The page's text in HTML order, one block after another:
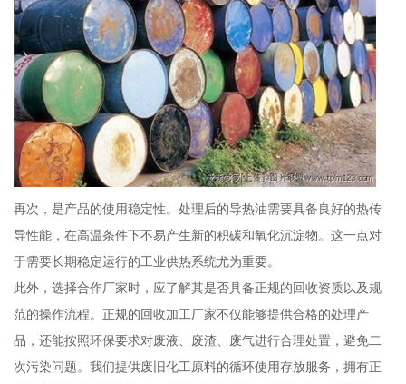
再次，是产品的使用稳定性。处理后的导热油需要具备良好的热传
导性能，在高温条件下不易产生新的积碳和氧化沉淀物。这一点对
于需要长期稳定运行的工业供热系统尤为重要。
此外，选择合作厂家时，应了解其是否具备正规的回收资质以及规
范的操作流程。正规的回收加工厂家不仅能够提供合格的处理产
品，还能按照环保要求对废液、废渣、废气进行合理处置，避免二
次污染问题。我们提供废旧化工原料的循环使用存放服务，拥有正